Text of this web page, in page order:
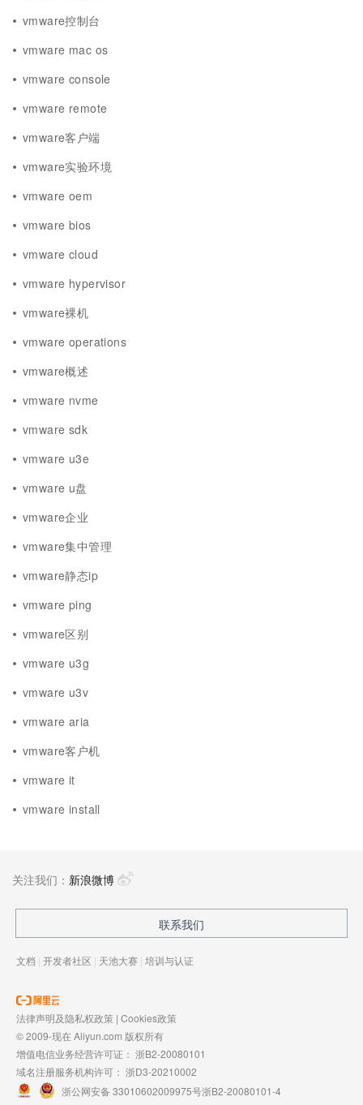
vmware控制台
vmware mac os
vmware console
vmware remote
vmware客户端
vmware实验环境
vmware oem
vmware bios
vmware cloud
vmware hypervisor
vmware裸机
vmware operations
vmware概述
vmware nvme
vmware sdk
vmware u3e
vmware u盘
vmware企业
vmware集中管理
vmware静态ip
vmware ping
vmware区别
vmware u3g
vmware u3v
vmware aria
vmware客户机
vmware it
vmware install
关注我们： 新浪微博
联系我们
文档 | 开发者社区 | 天池大赛 | 培训与认证
法律声明及隐私权政策 | Cookies政策
© 2009-现在 Aliyun.com 版权所有
增值电信业务经营许可证： 浙B2-20080101
域名注册服务机构许可： 浙D3-20210002
浙公网安备 33010602009975号浙B2-20080101-4